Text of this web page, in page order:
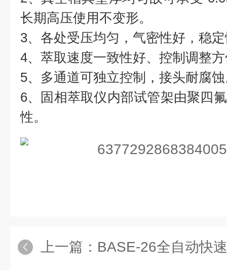
长期高压使用不变形。
3、各处受压均匀，气密性好，稳
4、萃取速度一致性好、控制调整
5、多通道可独立控制，接头耐腐
6、固相萃取仪内部试管架由聚四
性。
上一篇： BASE-26全自动快